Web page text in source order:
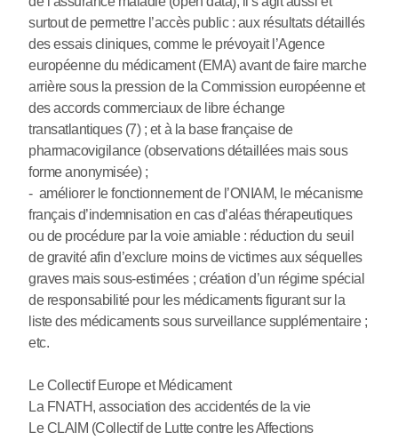
surtout de permettre l’accès public : aux résultats détaillés
des essais cliniques, comme le prévoyait l’Agence
européenne du médicament (EMA) avant de faire marche
arrière sous la pression de la Commission européenne et
des accords commerciaux de libre échange
transatlantiques (7) ; et à la base française de
pharmacovigilance (observations détaillées mais sous
forme anonymisée) ;
- améliorer le fonctionnement de l’ONIAM, le mécanisme
français d’indemnisation en cas d’aléas thérapeutiques
ou de procédure par la voie amiable : réduction du seuil
de gravité afin d’exclure moins de victimes aux séquelles
graves mais sous-estimées ; création d’un régime spécial
de responsabilité pour les médicaments figurant sur la
liste des médicaments sous surveillance supplémentaire ;
etc.
Le Collectif Europe et Médicament
La FNATH, association des accidentés de la vie
Le CLAIM (Collectif de Lutte contre les Affections